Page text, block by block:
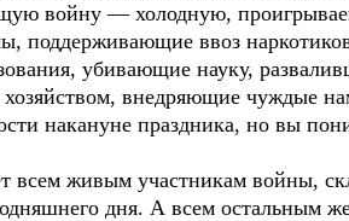
войну — холодную,
поддерживающие ввоз
убивающие науку,
хозяйством, внедряющие чуждые
накануне праздника, но вы
всем живым участникам войны,
дня. А всем остальным